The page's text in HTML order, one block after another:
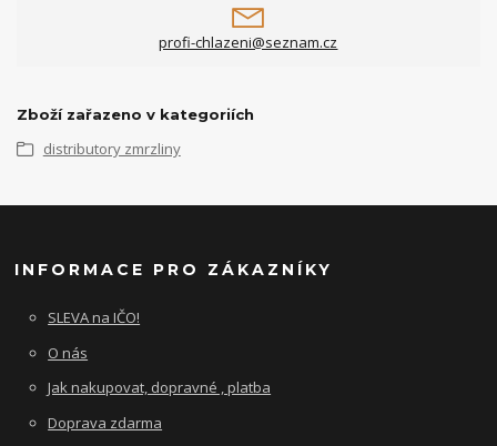
profi-chlazeni@seznam.cz
Zboží zařazeno v kategoriích
distributory zmrzliny
INFORMACE PRO ZÁKAZNÍKY
SLEVA na IČO!
O nás
Jak nakupovat, dopravné , platba
Doprava zdarma